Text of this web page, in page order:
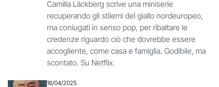
Camilla Läckberg scrive una miniserie
recuperando gli stilemi del giallo nordeuropeo,
ma coniugati in senso pop, per ribaltare le
credenze riguardo ciò che dovrebbe essere
accogliente, come casa e famiglia. Godibile, ma
scontato. Su Netflix.
18/04/2025